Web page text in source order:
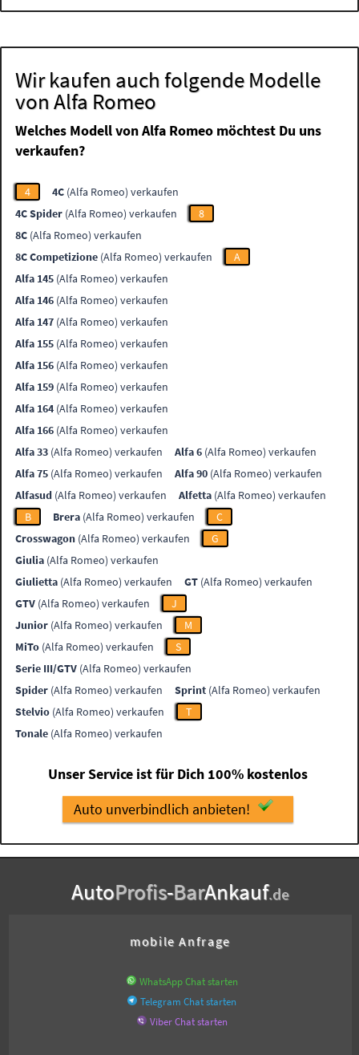
Wir kaufen auch folgende Modelle
von Alfa Romeo
Welches Modell von Alfa Romeo möchtest Du uns
verkaufen?
4 4C (Alfa Romeo) verkaufen
4C Spider (Alfa Romeo) verkaufen
8
8C (Alfa Romeo) verkaufen
8C Competizione (Alfa Romeo) verkaufen
A
Alfa 145 (Alfa Romeo) verkaufen
Alfa 146 (Alfa Romeo) verkaufen
Alfa 147 (Alfa Romeo) verkaufen
Alfa 155 (Alfa Romeo) verkaufen
Alfa 156 (Alfa Romeo) verkaufen
Alfa 159 (Alfa Romeo) verkaufen
Alfa 164 (Alfa Romeo) verkaufen
Alfa 166 (Alfa Romeo) verkaufen
Alfa 33 (Alfa Romeo) verkaufen Alfa 6 (Alfa Romeo) verkaufen
Alfa 75 (Alfa Romeo) verkaufen Alfa 90 (Alfa Romeo) verkaufen
Alfasud (Alfa Romeo) verkaufen Alfetta (Alfa Romeo) verkaufen
B
Brera (Alfa Romeo) verkaufen
C
Crosswagon (Alfa Romeo) verkaufen
G
Giulia (Alfa Romeo) verkaufen
Giulietta (Alfa Romeo) verkaufen GT (Alfa Romeo) verkaufen
GTV (Alfa Romeo) verkaufen
J
Junior (Alfa Romeo) verkaufen
M
MiTo (Alfa Romeo) verkaufen
S
Serie III/GTV (Alfa Romeo) verkaufen
Spider (Alfa Romeo) verkaufen Sprint (Alfa Romeo) verkaufen
Stelvio (Alfa Romeo) verkaufen
T
Tonale (Alfa Romeo) verkaufen
Unser Service ist für Dich 100% kostenlos
Auto unverbindlich anbieten!
AutoProfis-BarAnkauf.de
mobile Anfrage
WhatsApp Chat starten
Telegram Chat starten
Viber Chat starten